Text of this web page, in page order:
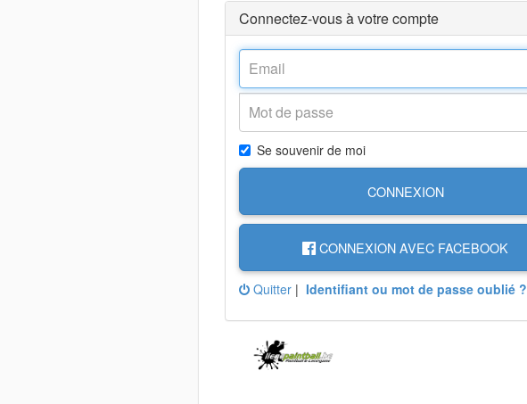
Connectez-vous à votre compte
Se souvenir de moi
CONNEXION
CONNEXION AVEC FACEBOOK
Quitter | Identifiant ou mot de passe oublié ?